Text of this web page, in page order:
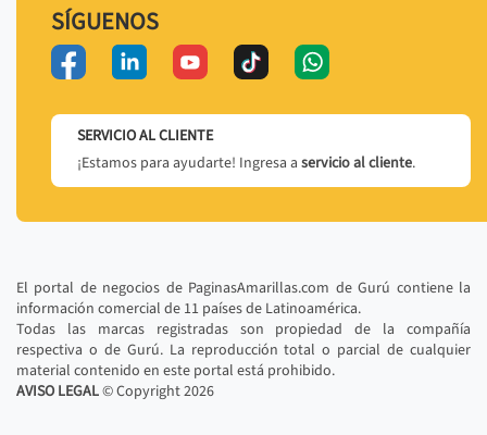
SÍGUENOS
SERVICIO AL CLIENTE
¡Estamos para ayudarte! Ingresa a servicio al cliente.
El portal de negocios de PaginasAmarillas.com de Gurú contiene la
información comercial de 11 países de Latinoamérica.
Todas las marcas registradas son propiedad de la compañía
respectiva o de Gurú. La reproducción total o parcial de cualquier
material contenido en este portal está prohibido.
AVISO LEGAL© Copyright2026